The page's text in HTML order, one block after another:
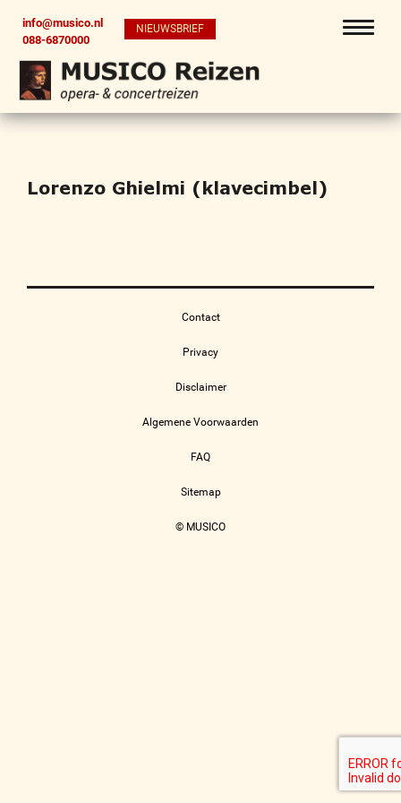
info@musico.nl
088-6870000
NIEUWSBRIEF
Lorenzo Ghielmi (klavecimbel)
Contact
Privacy
Disclaimer
Algemene Voorwaarden
FAQ
Sitemap
© MUSICO